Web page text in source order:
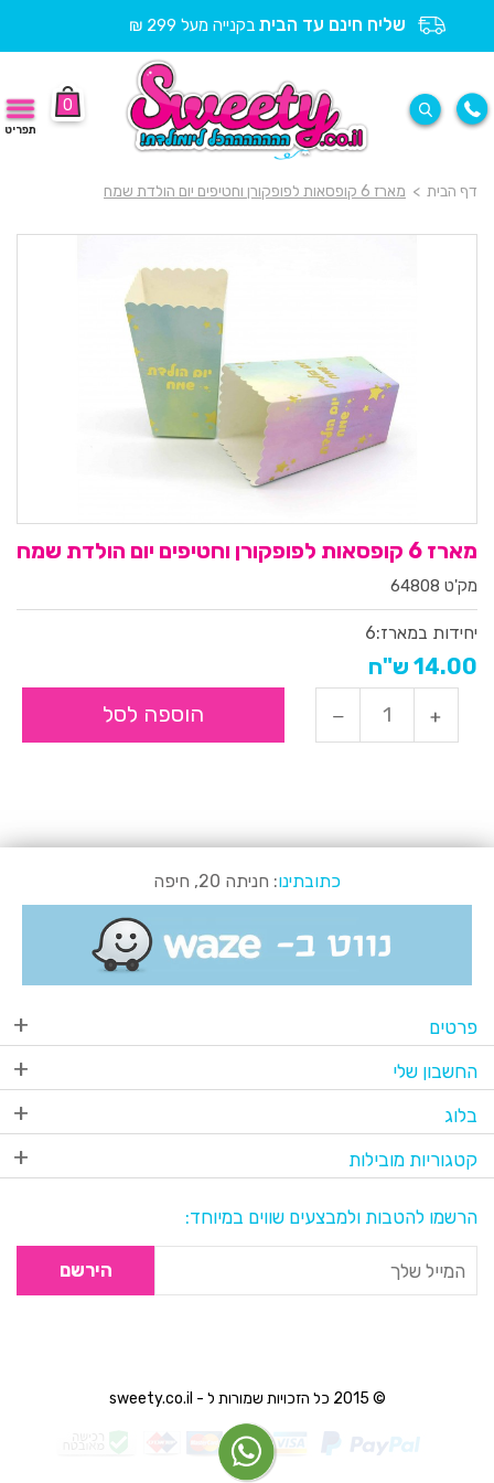
שליח חינם עד הבית בקנייה מעל 299 ₪
0
תפריט
דף הבית > מארז 6 קופסאות לפופקורן וחטיפים יום הולדת שמח
מארז 6 קופסאות לפופקורן וחטיפים יום הולדת שמח
מק'ט 64808
יחידות במארז:6
14.00 ש"ח
הוספה לסל
כתובתינו: חניתה 20, חיפה
פרטים
החשבון שלי
בלוג
קטגוריות מובילות
הרשמו להטבות ולמבצעים שווים במיוחד:
הירשם
© 2015 כל הזכויות שמורות ל - sweety.co.il